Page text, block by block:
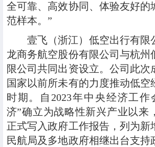
全可靠、高效协同、体验友好的
范样本。”
壹飞（浙江）低空出行有限
龙商务航空股份有限公司与杭州
限公司共同出资设立。公司此次
国家以前所未有的力度推动低空
时期。自2023年中央经济工作
济”确立为战略性新兴产业以来
正式写入政府工作报告，列为新
民航局及多地政府相继出台支持